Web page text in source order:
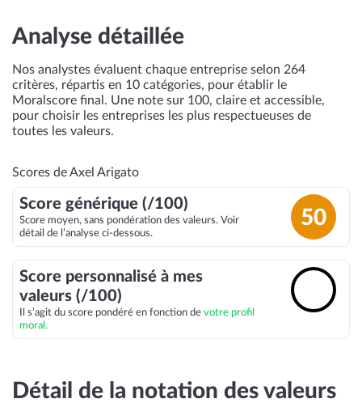
Analyse détaillée
Nos analystes évaluent chaque entreprise selon 264
critères, répartis en 10 catégories, pour établir le
Moralscore final. Une note sur 100, claire et accessible,
pour choisir les entreprises les plus respectueuses de
toutes les valeurs.
Scores de Axel Arigato
Score générique (/100)
Score moyen, sans pondération des valeurs. Voir
détail de l’analyse ci-dessous.
50
Score personnalisé à mes
valeurs (/100)
Il s’agit du score pondéré en fonction de votre profil
moral.
Détail de la notation des valeurs